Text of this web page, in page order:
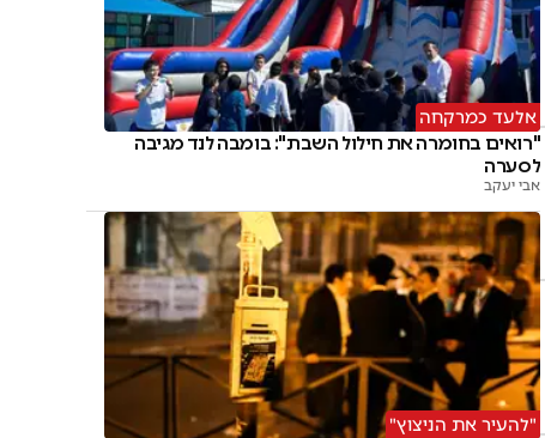
אלעד כמרקחה
"רואים בחומרה את חילול השבת": בומבה לנד מגיבה
לסערה
אבי יעקב
"להעיר את הניצוץ"